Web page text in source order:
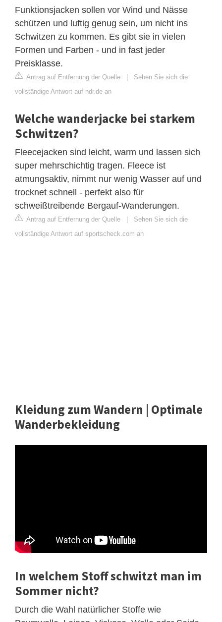
Funktionsjacken sollen vor Wind und Nässe
schützen und luftig genug sein, um nicht ins
Schwitzen zu kommen. Es gibt sie in vielen
Formen und Farben - und in fast jeder
Preisklasse.
Antrag auf Entfernung der Quelle
Sehen Sie sich die
vollständige Antwort auf ndr.de an
Welche wanderjacke bei starkem
Schwitzen?
Fleecejacken sind leicht, warm und lassen sich
super mehrschichtig tragen. Fleece ist
atmungsaktiv, nimmt nur wenig Wasser auf und
trocknet schnell - perfekt also für
schweißtreibende Bergauf-Wanderungen.
Antrag auf Entfernung der Quelle
Sehen Sie sich die
vollständige Antwort auf sportscheck.com an
Kleidung zum Wandern | Optimale
Wanderbekleidung
In welchem Stoff schwitzt man im
Sommer nicht?
Durch die Wahl natürlicher Stoffe wie